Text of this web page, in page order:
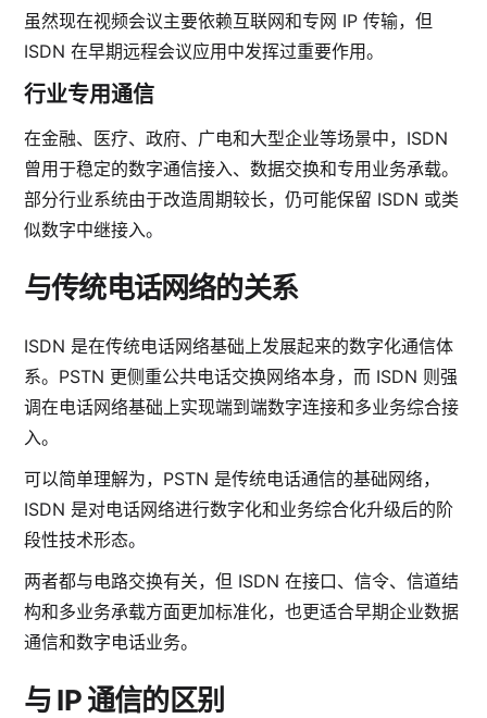
虽然现在视频会议主要依赖互联网和专网 IP 传输，但
ISDN 在早期远程会议应用中发挥过重要作用。
行业专用通信
在金融、医疗、政府、广电和大型企业等场景中，ISDN
曾用于稳定的数字通信接入、数据交换和专用业务承载。
部分行业系统由于改造周期较长，仍可能保留 ISDN 或类
似数字中继接入。
与传统电话网络的关系
ISDN 是在传统电话网络基础上发展起来的数字化通信体
系。PSTN 更侧重公共电话交换网络本身，而 ISDN 则强
调在电话网络基础上实现端到端数字连接和多业务综合接
入。
可以简单理解为，PSTN 是传统电话通信的基础网络，
ISDN 是对电话网络进行数字化和业务综合化升级后的阶
段性技术形态。
两者都与电路交换有关，但 ISDN 在接口、信令、信道结
构和多业务承载方面更加标准化，也更适合早期企业数据
通信和数字电话业务。
与 IP 通信的区别